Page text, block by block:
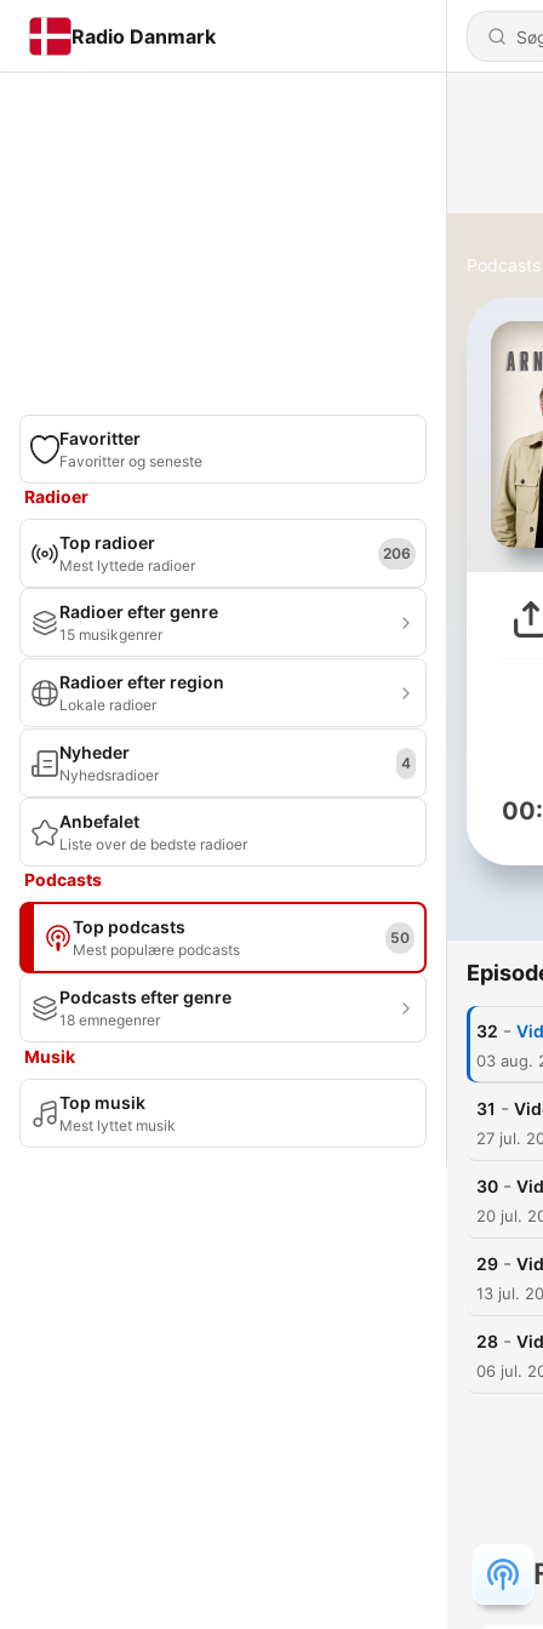
Radio Danmark
Favoritter
Favoritter og seneste
Radioer
Top radioer
Mest lyttede radioer
206
Radioer efter genre
15 musikgenrer
Radioer efter region
Lokale radioer
Nyheder
Nyhedsradioer
4
Anbefalet
Liste over de bedste radioer
Podcasts
Top podcasts
Mest populære podcasts
50
Podcasts efter genre
18 emnegenrer
Musik
Top musik
Mest lyttet musik
Podcasts
32 -
03 aug.
31 -
27 jul.
30 -
20 jul.
29 -
13 jul.
28 -
06 jul.